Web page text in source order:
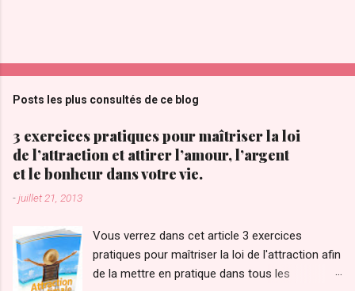
Posts les plus consultés de ce blog
3 exercices pratiques pour maîtriser la loi
de l’attraction et attirer l’amour, l’argent
et le bonheur dans votre vie.
-juillet 21, 2013
Vous verrez dans cet article 3 exercices
pratiques pour maîtriser la loi de l'attraction afin
de la mettre en pratique dans tous les